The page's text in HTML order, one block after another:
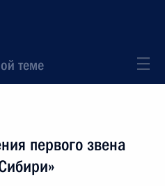
теме
первого звена